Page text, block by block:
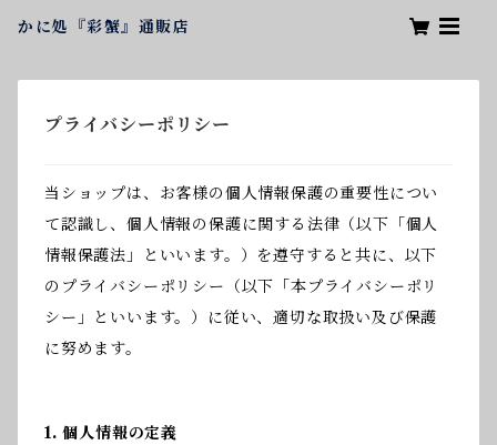
かに処『彩蟹』通販店
プライバシーポリシー
当ショップは、お客様の個人情報保護の重要性につい
て認識し、個人情報の保護に関する法律（以下「個人
情報保護法」といいます。）を遵守すると共に、以下
のプライバシーポリシー（以下「本プライバシーポリ
シー」といいます。）に従い、適切な取扱い及び保護
に努めます。
1. 個人情報の定義